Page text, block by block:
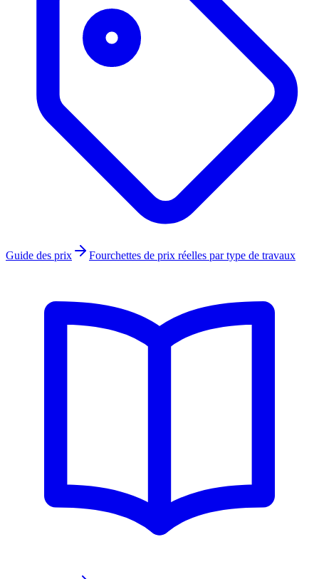
Guide des prix Fourchettes de prix réelles par type de travaux